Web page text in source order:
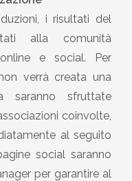
i risultati del
alla comunità
e social. Per
verrà creata una
sfruttate
coinvolte,
al seguito
social saranno
per garantire al